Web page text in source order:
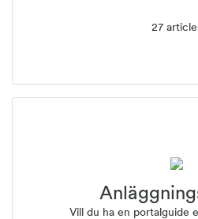
27
Vill du ha en portalguide